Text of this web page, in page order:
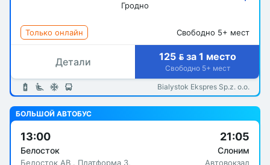
Гродно
Только онлайн Свободно 5+ мест
Детали 125  за 1 место
Свободно 5+ мест
Bialystok Ekspres Sp.z. o.o.
БОЛЬШОЙ АВТОБУС
13:00
Белосток
Белосток АВ . Платформа 3,
21:05
Слоним
Автовокзал